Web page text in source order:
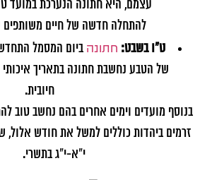
עצמם, היא חתונה הנערכת במועד
להתחלה חדשה של חיים
ט"ו בשבט: חתונה ביום המסמל
של הטבע נחשבת חתונה בתאריך
חיובית.
בנוסף מועדים וימים אחרים בהם נחשב טוב
זרמים ביהדות כוללים למשל את חודש אלול,
י"א-י"ג בתשרי.